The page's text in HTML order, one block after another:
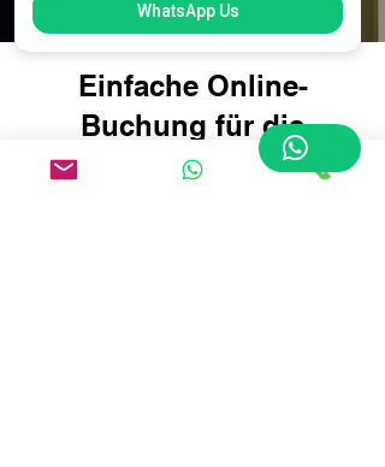
Einfache Online-
Buchung für die
Gepäcklieferung am
WhatsApp Us